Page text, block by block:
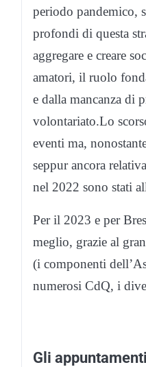
periodo pandemico,
profondi di questa
aggregare e creare
amatori, il ruolo
e dalla mancanza di
volontariato.Lo
eventi ma,
seppur ancora
nel 2022 sono stati
Per il 2023 e per
meglio, grazie al
(i componenti
numerosi CdQ, i
Gli